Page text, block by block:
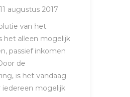
11 augustus 2017
van het
het alleen mogelijk
passief inkomen
de
is het vandaag
iedereen mogelijk